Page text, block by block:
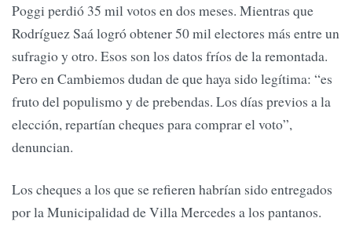
Poggi perdió 35 mil votos en dos meses. Mientras que
Rodríguez Saá logró obtener 50 mil electores más entre un
sufragio y otro. Esos son los datos fríos de la remontada.
Pero en Cambiemos dudan de que haya sido legítima: “es
fruto del populismo y de prebendas. Los días previos a la
elección, repartían cheques para comprar el voto”,
denuncian.
Los cheques a los que se refieren habrían sido entregados
por la Municipalidad de Villa Mercedes a los pantanos.